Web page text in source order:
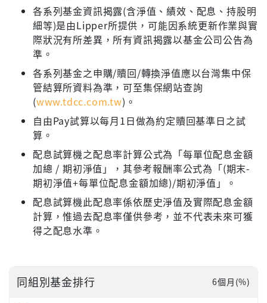
各系列基金資訊揭露(含淨值、績效、配息、持股明
細等)是由Lipper所提供，可能因系統更新作業與實
際狀況有所差異，所有資訊揭露以基金公司公告為
準。
各系列基金之申購/贖回/轉換淨值應以台灣集中保
管結算所資料為準，可至集保網站查詢
(www.tdcc.com.tw)。
自由Pay試算以每月1日做為約定贖回基準日之試
算。
配息試算機之配息率計算公式為「每單位配息金額
加總 / 期初淨值」，其參考報酬率公式為「(期末-
期初淨值+每單位配息金額加總)/期初淨值」。
配息試算機此配息率係依歷史淨值及實際配息金額
計算，惟過去配息率僅供參考，並不代表未來可獲
得之配息水準。
同組別基金排行 6個月(%)